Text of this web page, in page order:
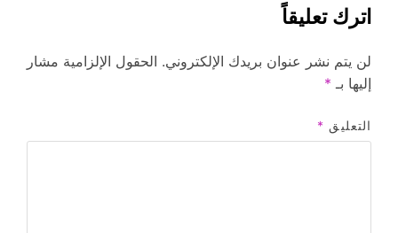
اترك تعليقاً
لن يتم نشر عنوان بريدك الإلكتروني. الحقول الإلزامية مشار
إليها بـ *
التعليق *